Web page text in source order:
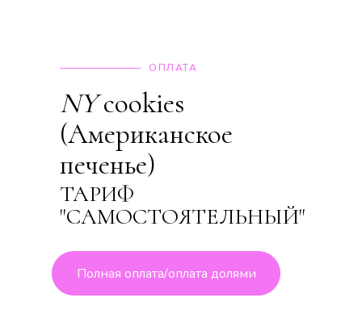
ОПЛАТА
NYcookies
(Американское
печенье)
ТАРИФ
"САМОСТОЯТЕЛЬНЫЙ"
Полная оплата/оплата долями